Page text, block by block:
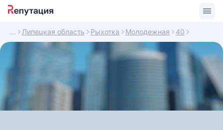
Липецкая область Рыхотка Молодежная 40